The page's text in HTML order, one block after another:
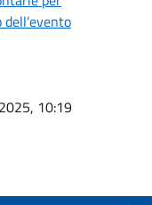
10:19